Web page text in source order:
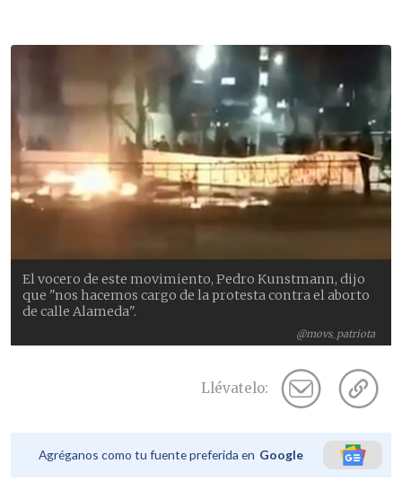
@movs_patriota
El vocero de este movimiento, Pedro Kunstmann, dijo
que "nos hacemos cargo de la protesta contra el aborto
de calle Alameda".
Llévatelo:
Agréganos como tu fuente preferida en Google